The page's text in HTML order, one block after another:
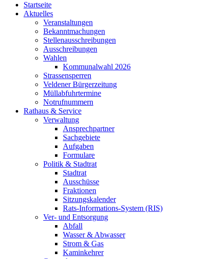
Startseite
Aktuelles
Veranstaltungen
Bekanntmachungen
Stellenausschreibungen
Ausschreibungen
Wahlen
Kommunalwahl 2026
Strassensperren
Veldener Bürgerzeitung
Müllabfuhrtermine
Notrufnummern
Rathaus & Service
Verwaltung
Ansprechpartner
Sachgebiete
Aufgaben
Formulare
Politik & Stadtrat
Stadtrat
Ausschüsse
Fraktionen
Sitzungskalender
Rats-Informations-System (RIS)
Ver- und Entsorgung
Abfall
Wasser & Abwasser
Strom & Gas
Kaminkehrer